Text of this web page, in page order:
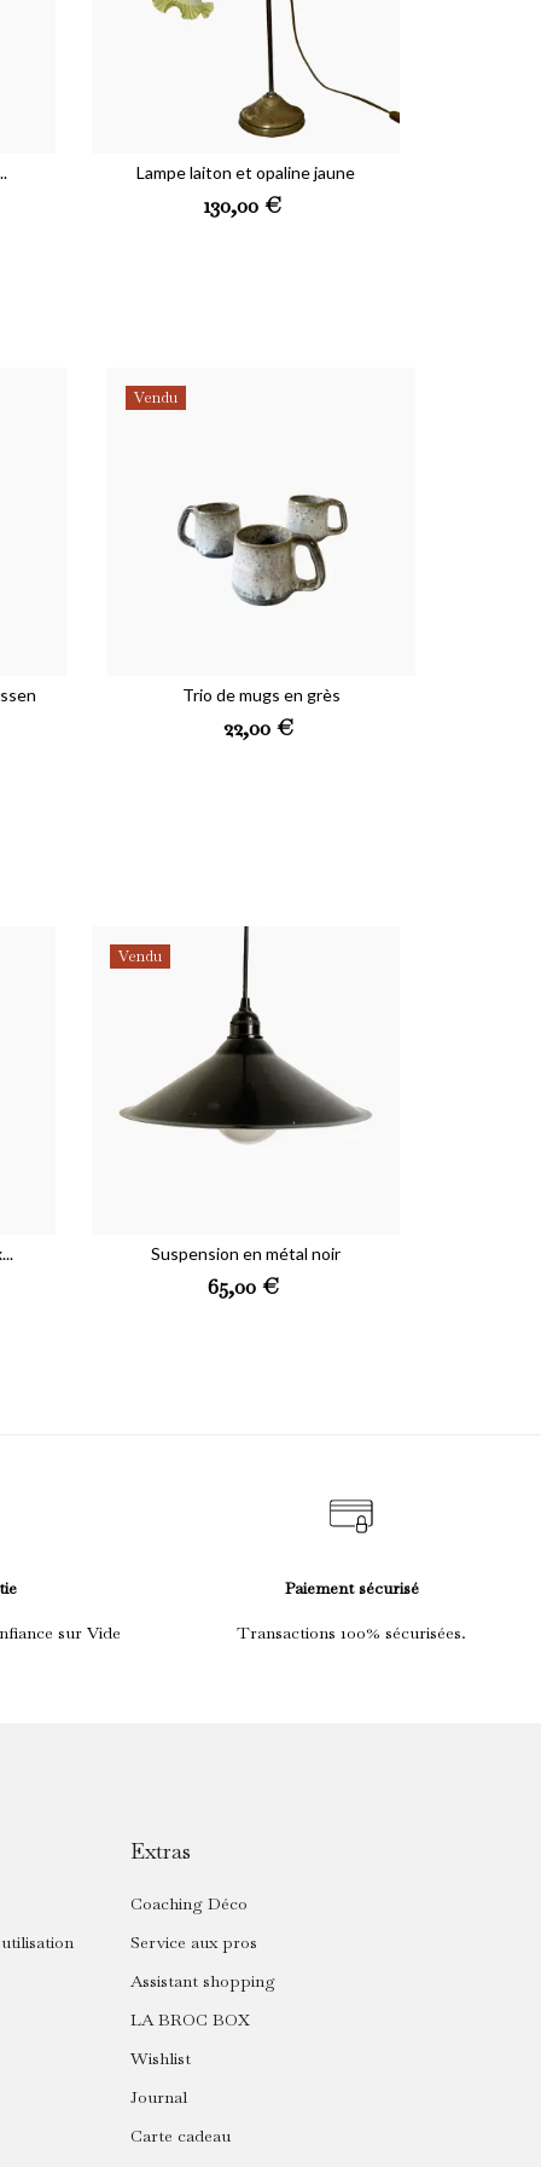
Lampe laiton et opaline jaune
Preis
130,00 €
Trio de mugs en grès
Preis
22,00 €
Vendu
Suspension en métal noir
Preis
65,00 €
Vendu
sur Vide
Paiement sécurisé
Transactions 100% sécurisées.
Extras
Coaching Déco
Service aux pros
Assistant shopping
LA BROC BOX
Wishlist
Journal
Carte cadeau